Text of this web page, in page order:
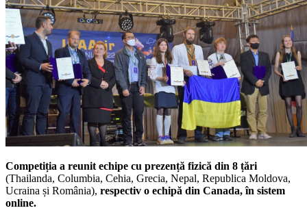
Competiția a reunit echipe cu prezență fizică din 8 țări
(Thailanda, Columbia, Cehia, Grecia, Nepal, Republica Moldova,
Ucraina și România), respectiv o echipă din Canada, în sistem
online.